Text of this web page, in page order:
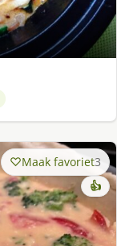
Maak favoriet3
👍